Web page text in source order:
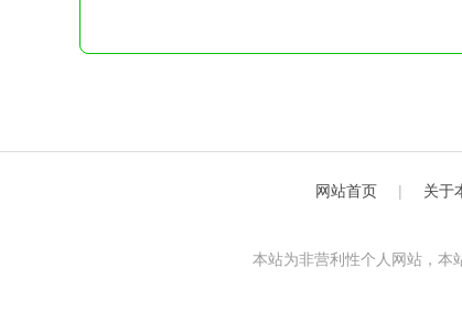
网站首页 | 关于
本站为非营利性个人网站，本